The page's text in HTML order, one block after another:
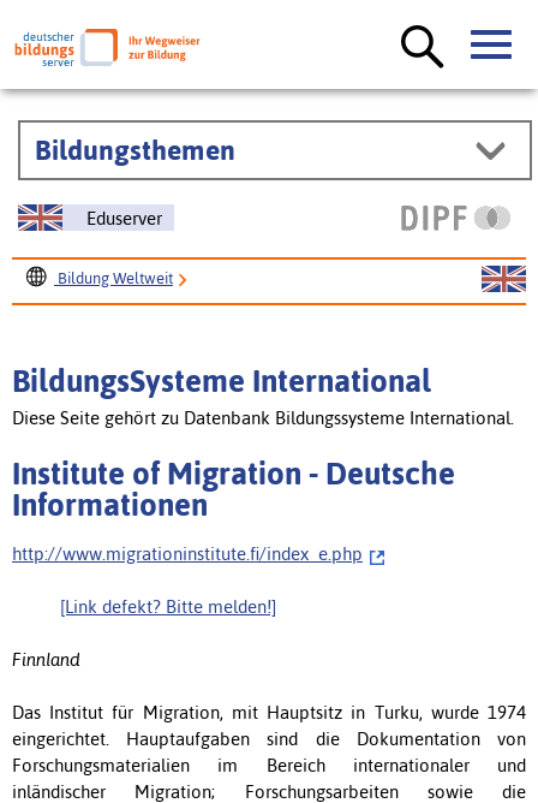
Bildungsthemen
Eduserver
Bildung Weltweit
BildungsSysteme International
Diese Seite gehört zu Datenbank Bildungssysteme International.
Institute of Migration - Deutsche
Informationen
http://www.migrationinstitute.fi/index_e.php
[Link defekt? Bitte melden!]
Finnland
Das Institut für Migration, mit Hauptsitz in Turku, wurde 1974
eingerichtet. Hauptaufgaben sind die Dokumentation von
Forschungsmaterialien im Bereich internationaler und
inländischer Migration; Forschungsarbeiten sowie die